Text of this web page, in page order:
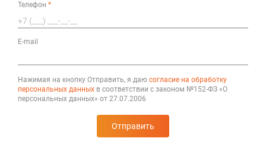
Телефон *
E-mail
Нажимая на кнопку Отправить, я даю согласие на обработку
персональных данных в соответствии с законом №152-ФЗ «О
персональных данных» от 27.07.2006
Отправить